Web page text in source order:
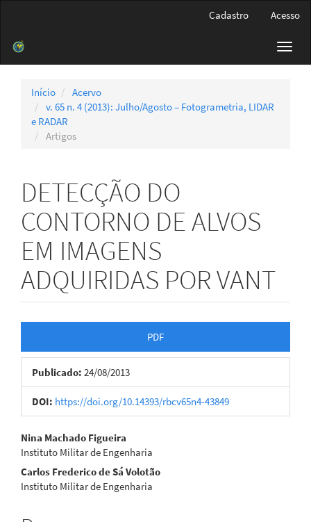
Barra
Cadastro Acesso
Início
Acervo
v. 65 n. 4 (2013): Julho/Agosto – Fotogrametria, LIDAR
e RADAR
Artigos
DETECÇÃO DO
CONTORNO DE ALVOS
EM IMAGENS
ADQUIRIDAS POR VANT
lateral
de
artigos
PDF
Publicado: 24/08/2013
DOI: https://doi.org/10.14393/rbcv65n4-43849
Conteúdo
do
artigo
principal
Nina Machado Figueira
Instituto Militar de Engenharia
Carlos Frederico de Sá Volotão
Instituto Militar de Engenharia